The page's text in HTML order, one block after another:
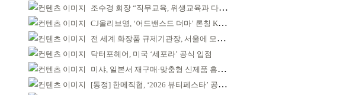
조수경 회장 “직무교육, 위생교육과 다르다”
CJ올리브영, ‘어드밴스드 더마’ 론칭 K더마 육성 박차
전 세계 화장품 규제기관장, 서울에 모인다
닥터포헤어, 미국 ‘세포라’ 공식 입점
미샤, 일본서 재구매·맞춤형 신제품 흥행 ‘쌍끌이’
[동정] 한메직협, ‘2026 뷰티페스타’ 공동 주최